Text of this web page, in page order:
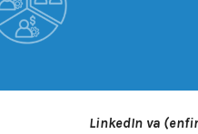
LinkedIn va